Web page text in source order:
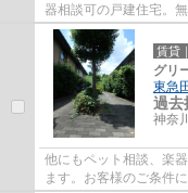
器相談可の戸建住宅。
ター付きインターホン
賃貸
グリ
東急
過去
神奈
他にもペット相談、楽
ます。お客様のご条件